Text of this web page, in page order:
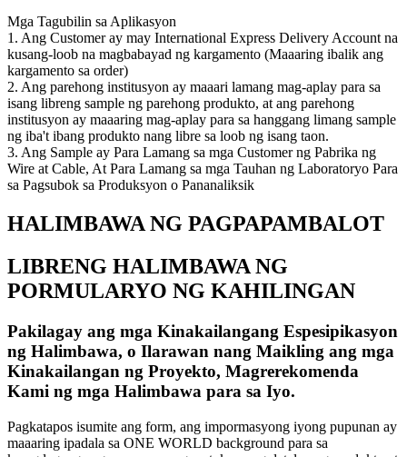
Mga Tagubilin sa Aplikasyon
1. Ang Customer ay may International Express Delivery Account na
kusang-loob na magbabayad ng kargamento (Maaaring ibalik ang
kargamento sa order)
2. Ang parehong institusyon ay maaari lamang mag-aplay para sa
isang libreng sample ng parehong produkto, at ang parehong
institusyon ay maaaring mag-aplay para sa hanggang limang sample
ng iba't ibang produkto nang libre sa loob ng isang taon.
3. Ang Sample ay Para Lamang sa mga Customer ng Pabrika ng
Wire at Cable, At Para Lamang sa mga Tauhan ng Laboratoryo Para
sa Pagsubok sa Produksyon o Pananaliksik
HALIMBAWA NG PAGPAPAMBALOT
LIBRENG HALIMBAWA NG
PORMULARYO NG KAHILINGAN
Pakilagay ang mga Kinakailangang Espesipikasyon
ng Halimbawa, o Ilarawan nang Maikling ang mga
Kinakailangan ng Proyekto, Magrerekomenda
Kami ng mga Halimbawa para sa Iyo.
Pagkatapos isumite ang form, ang impormasyong iyong pupunan ay
maaaring ipadala sa ONE WORLD background para sa